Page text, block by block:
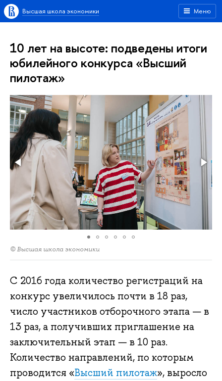
Меню
Высшая школа экономики
10 лет на высоте: подведены итоги
юбилейного конкурса «Высший
пилотаж»
© Высшая школа экономики
С 2016 года количество регистраций на
конкурс увеличилось почти в 18 раз,
число участников отборочного этапа — в
13 раз, а получивших приглашение на
заключительный этап — в 10 раз.
Количество направлений, по которым
проводится «Высший пилотаж», выросло